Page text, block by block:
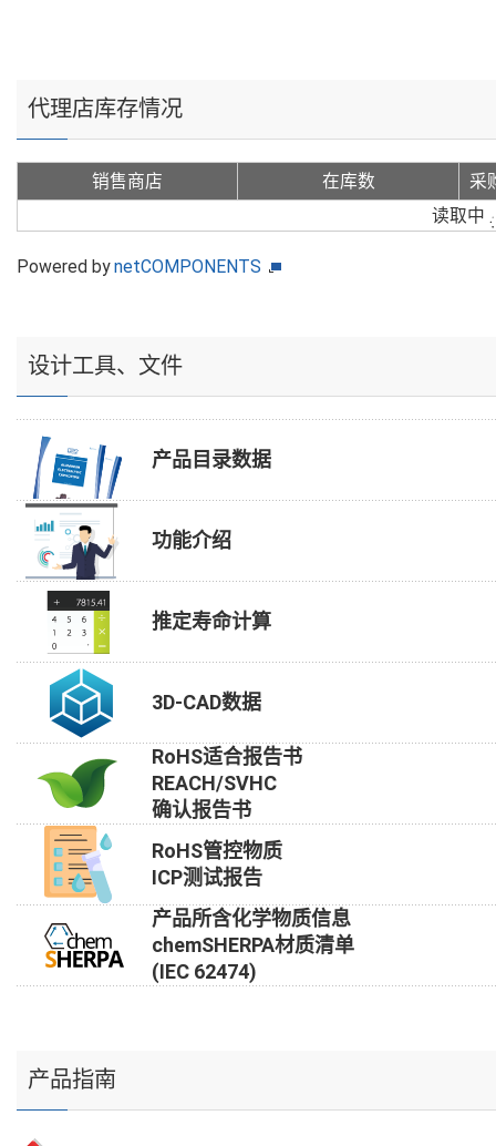
代理店库存情况
销售商店 在库数
采
读取中
Powered bynetCOMPONENTS
设计工具、文件
产品目录数据
功能介绍
推定寿命计算
3D-CAD数据
RoHS适合报告书
REACH/SVHC
确认报告书
RoHS管控物质
ICP测试报告
产品所含化学物质信息
chemSHERPA材质清单
(IEC 62474)
产品指南